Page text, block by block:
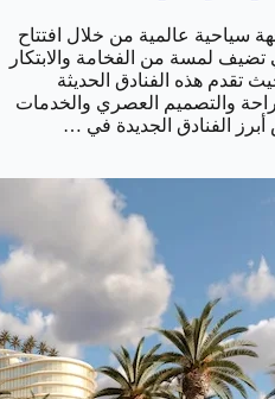
سياحية عالمية من خلال افتتاح
تضيف لمسة من الفخامة والابتكار
تقدم هذه الفنادق الحديثة
والتصميم العصري والخدمات
أبرز الفنادق الجديدة في …